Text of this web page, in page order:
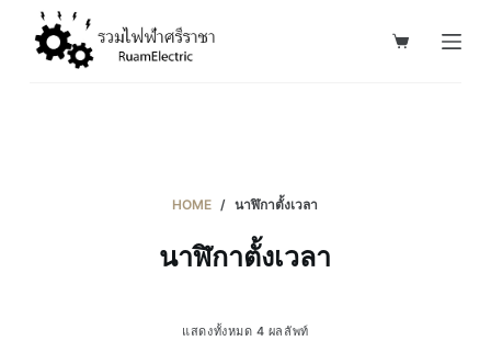
HOME / นาฬิกาตั้งเวลา
นาฬิกาตั้งเวลา
แสดงทั้งหมด 4 ผลลัพท์